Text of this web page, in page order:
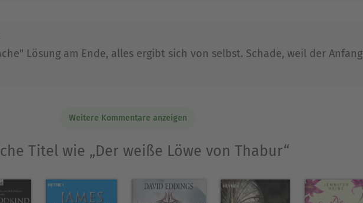
Lösung am Ende, alles ergibt sich von selbst. Schade, weil der Anfang
Weitere Kommentare anzeigen
Titel wie „Der weiße Löwe von Thabur“